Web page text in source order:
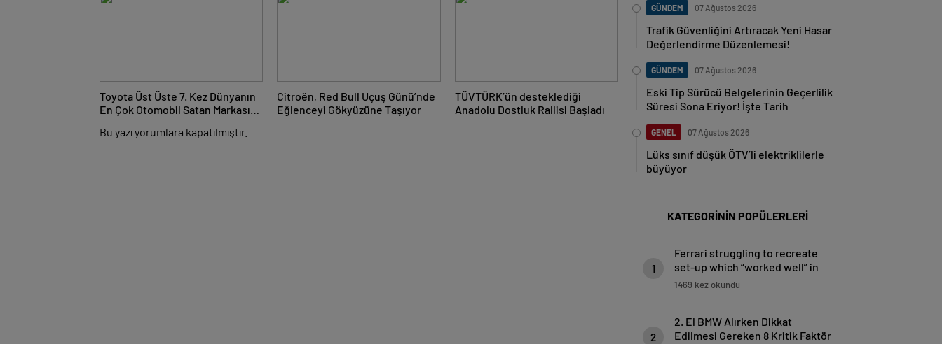
Toyota Üst Üste 7. Kez Dünyanın
En Çok Otomobil Satan Markası
Citroën, Red Bull Uçuş Günü’nde
Eğlenceyi Gökyüzüne Taşıyor
TÜVTÜRK’ün desteklediği
Anadolu Dostluk Rallisi Başladı
Bu yazı yorumlara kapatılmıştır.
GÜNDEM 07 Ağustos 2026
Trafik Güvenliğini Artıracak Yeni Hasar
Değerlendirme Düzenlemesi!
GÜNDEM 07 Ağustos 2026
Eski Tip Sürücü Belgelerinin Geçerlilik
Süresi Sona Eriyor! İşte Tarih
GENEL 07 Ağustos 2026
Lüks sınıf düşük ÖTV’li elektriklilerle
büyüyor
KATEGORİNİN POPÜLERLERİ
1
Ferrari struggling to recreate
set-up which “worked well” in
Shanghai – Hamilton | Formula 1
1469 kez okundu
2
2. El BMW Alırken Dikkat
Edilmesi Gereken 8 Kritik Faktör